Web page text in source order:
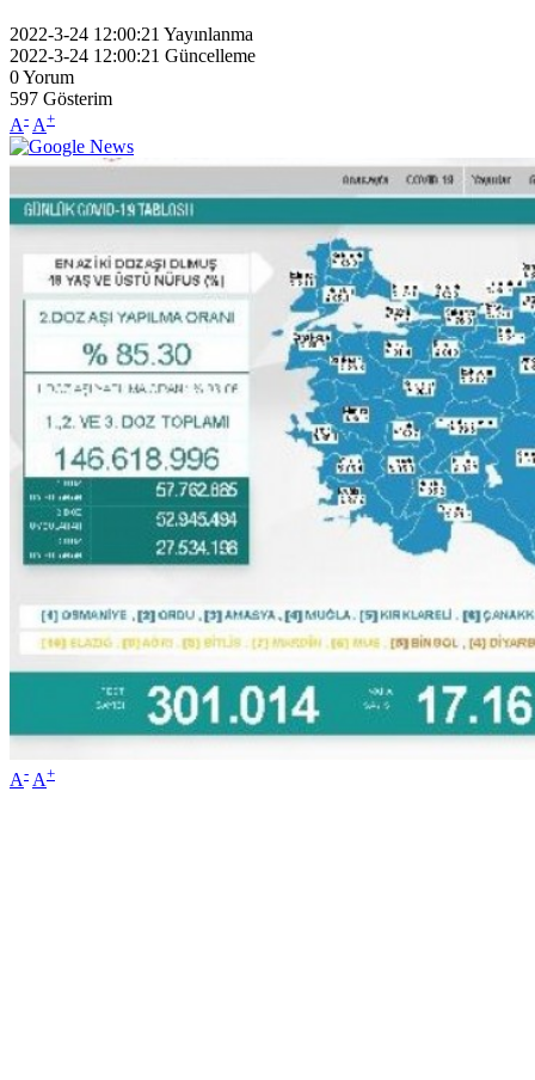
2022-3-24 12:00:21 Yayınlanma
2022-3-24 12:00:21 Güncelleme
0Yorum
597 Gösterim
A- A+
A- A+